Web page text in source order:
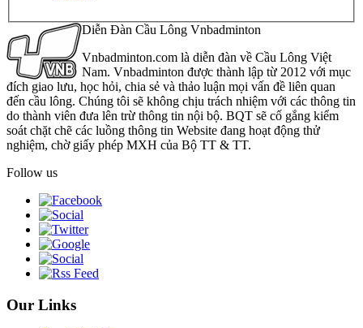
Diễn Đàn Cầu Lông Vnbadminton
Vnbadminton.com là diễn đàn về Cầu Lông Việt
Nam. Vnbadminton được thành lập từ 2012 với mục
đích giao lưu, học hỏi, chia sẻ và thảo luận mọi vấn đề liên quan
đến cầu lông. Chúng tôi sẽ không chịu trách nhiệm với các thông tin
do thành viên đưa lên trừ thông tin nội bộ. BQT sẽ cố gắng kiểm
soát chặt chẽ các luồng thông tin Website đang hoạt động thử
nghiệm, chờ giấy phép MXH của Bộ TT & TT.
Follow us
Our Links